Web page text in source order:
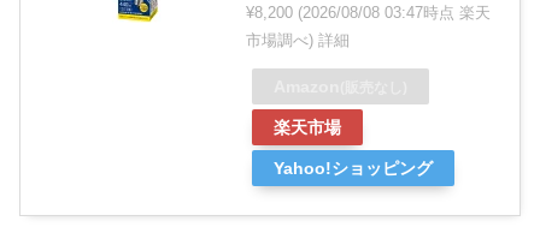
¥8,200 (2026/08/08 03:47時点 楽天
市場調べ) 詳細
楽天市場
Yahoo!ショッピング